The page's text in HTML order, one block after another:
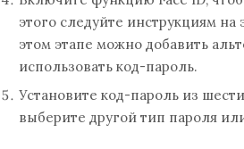
этого следуйте инструкциям
этом этапе можно добавить
использовать код-пароль.
Установите код-пароль из
выберите другой тип пароля